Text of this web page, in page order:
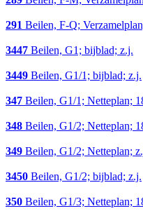
291 Beilen, F-Q;
3447 Beilen, G1; bijblad; z.j.
3449 Beilen, G1/1; bijblad; z.j.
347 Beilen, G1/1; Netteplan;
348 Beilen, G1/2; Netteplan;
349 Beilen, G1/2; Netteplan;
3450 Beilen, G1/2; bijblad; z.j.
350 Beilen, G1/3; Netteplan;